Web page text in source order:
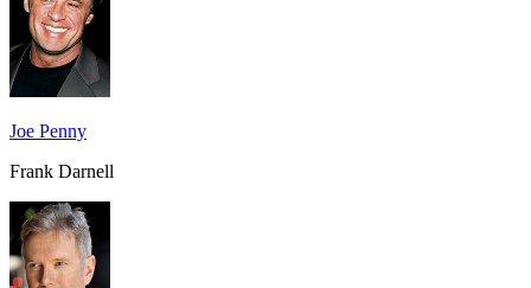
Joe Penny
Frank Darnell